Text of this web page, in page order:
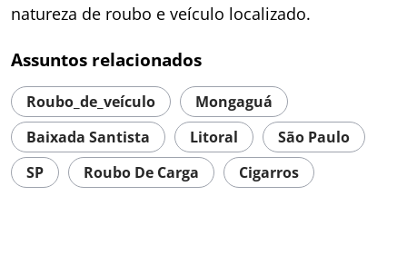
natureza de roubo e veículo localizado.
Assuntos relacionados
Roubo_de_veículo
Mongaguá
Baixada Santista
Litoral
São Paulo
SP
Roubo De Carga Cigarros